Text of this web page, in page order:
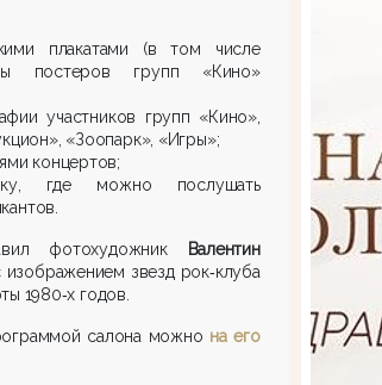
плакатами (в том числе
постеров групп «Кино»
участников групп «Кино»,
«Зоопарк», «Игры»;
концертов;
где можно послушать
фотохудожник
Валентин
изображением звезд рок‑клуба
1980‑х годов.
салона можно на его